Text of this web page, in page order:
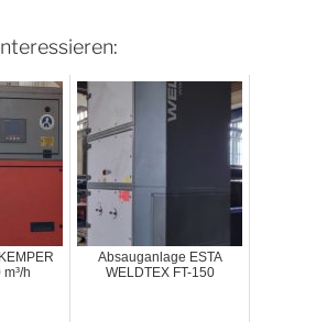
h
Absauganlage ESTA
WELDTEX FT-150